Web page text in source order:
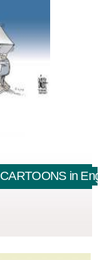
CARTOONS in English